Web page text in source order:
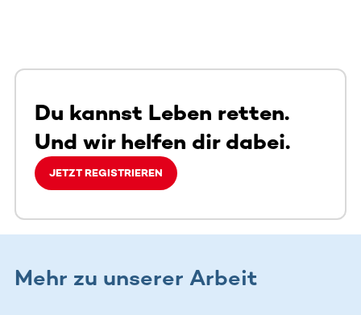
Du kannst Leben retten.
Und wir helfen dir dabei.
JETZT REGISTRIEREN
Mehr zu unserer Arbeit